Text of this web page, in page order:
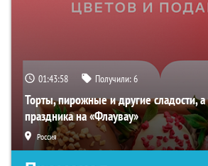
01:43:58 Получили:6
Торты, пирожные и другие сладости,
праздника на «Флаувау»
Россия